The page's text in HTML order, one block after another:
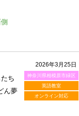
2026年3月25日
神奈川県相模原市緑区
英語教室
オンライン対応
ち
ん夢